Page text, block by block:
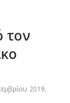
τον
2019,